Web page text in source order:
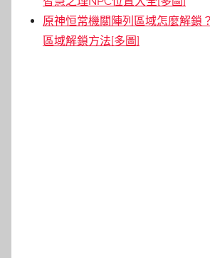
原神恒常機關陣列區域怎麼解鎖
區域解鎖方法[多圖]